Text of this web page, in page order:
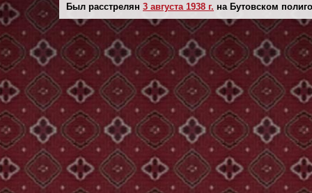
Был расстрелян 3 августа 1938 г. на Бутовском